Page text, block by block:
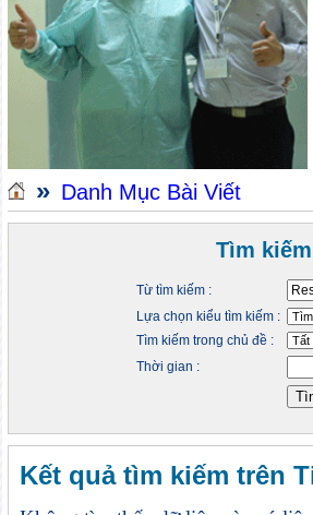
» Danh Mục Bài Viết
Tìm
Từ tìm kiếm :
Lựa chọn kiểu tìm kiếm :
Tìm kiếm trong chủ đề :
Thời gian :
Kết quả tìm kiếm trên